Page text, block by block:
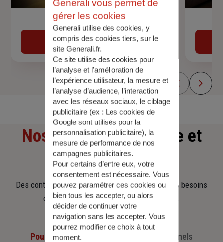
Devis assurance auto
Obtenir une estimation
Nos offresd'assurance et
d'épargne
Des contrats clairs et flexibles pour sécuriser vos besoins
d’aujourd’hui et anticiper ceux de demain.
Pour les particuliers Pour les professionnels
Generali vous permet de
gérer les cookies
Generali utilise des cookies, y
compris des cookies tiers, sur le
site Generali.fr.
Ce site utilise des cookies pour
l’analyse et l'amélioration de
l’expérience utilisateur, la mesure et
l’analyse d’audience, l’interaction
avec les réseaux sociaux, le ciblage
publicitaire (ex : Les cookies de
Google sont utilisés pour la
personnalisation publicitaire), la
mesure de performance de nos
campagnes publicitaires.
Pour certains d’entre eux, votre
consentement est nécessaire. Vous
pouvez paramétrer ces cookies ou
bien tous les accepter, ou alors
décider de continuer votre
navigation sans les accepter. Vous
pourrez modifier ce choix à tout
moment.